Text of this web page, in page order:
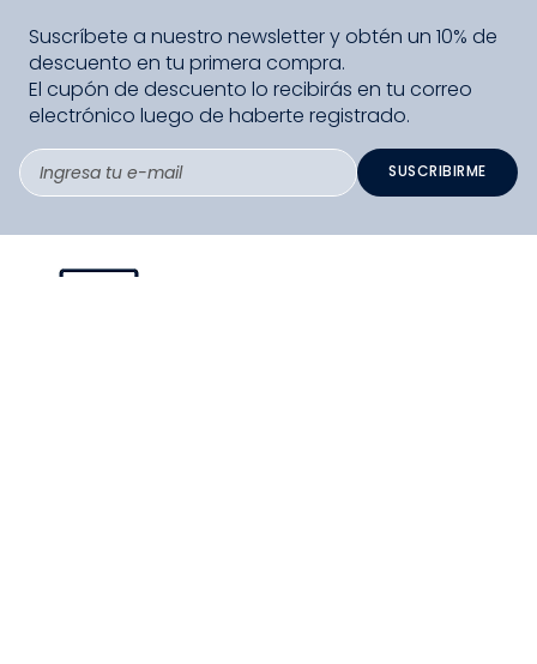
Suscríbete a nuestro newsletter y obtén un 10% de
descuento en tu primera compra.
El cupón de descuento lo recibirás en tu correo
electrónico luego de haberte registrado.
SUSCRIBIRME